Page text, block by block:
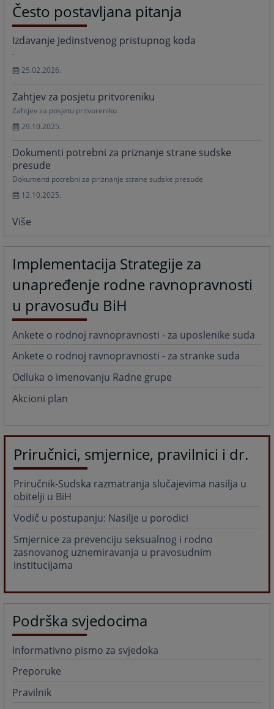
Često postavljana pitanja
Izdavanje Jedinstvenog pristupnog koda
-
25.02.2026.
Zahtjev za posjetu pritvoreniku
Zahtjev za posjetu pritvoreniku
29.10.2025.
Dokumenti potrebni za priznanje strane sudske
presude
Dokumenti potrebni za priznanje strane sudske presude
12.10.2025.
Više
Implementacija Strategije za
unapređenje rodne ravnopravnosti
u pravosuđu BiH
Ankete o rodnoj ravnopravnosti - za uposlenike suda
Ankete o rodnoj ravnopravnosti - za stranke suda
Odluka o imenovanju Radne grupe
Akcioni plan
Priručnici, smjernice, pravilnici i dr.
Priručnik-Sudska razmatranja slučajevima nasilja u
obitelji u BiH
Vodič u postupanju: Nasilje u porodici
Smjernice za prevenciju seksualnog i rodno
zasnovanog uznemiravanja u pravosudnim
institucijama
Podrška svjedocima
Informativno pismo za svjedoka
Preporuke
Pravilnik